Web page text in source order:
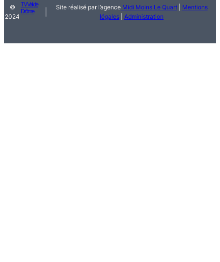
©
2024
TV Val de
Drôme
Site réalisé par l’agenceMidi Moins Le Quart| Mentions
légales |Administration